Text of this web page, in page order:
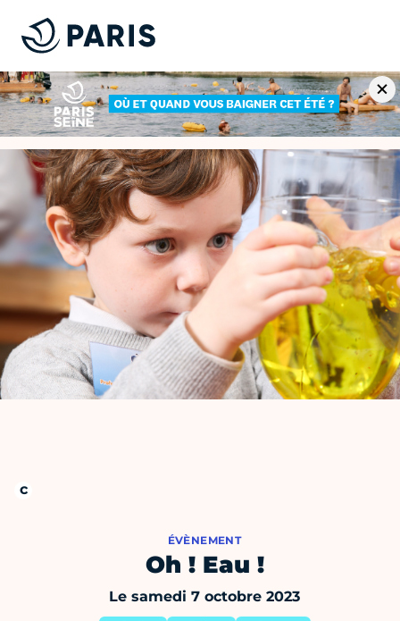
ÉVÈNEMENT
Oh ! Eau !
Le samedi 7 octobre 2023